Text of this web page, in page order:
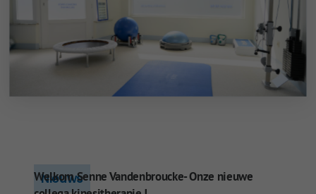
Nieuws
Welkom Senne Vandenbroucke- Onze nieuwe